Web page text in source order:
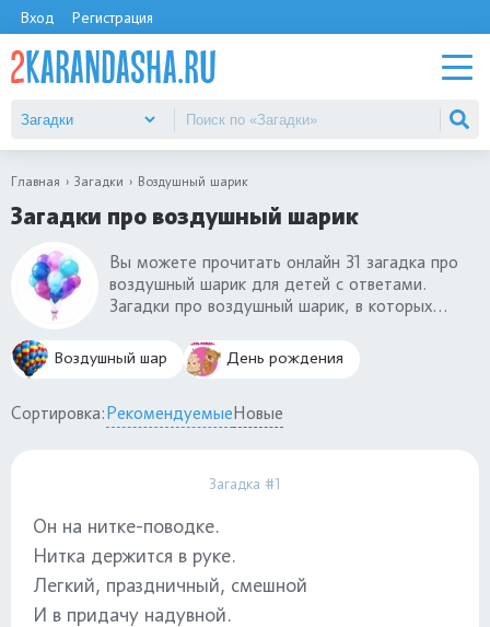
Вход Регистрация
Главная Загадки Воздушный шарик
Загадки про воздушный шарик
Вы можете прочитать онлайн 31 загадка про
воздушный шарик для детей с ответами.
Загадки про воздушный шарик, в которых
подходят для малышей в 3-4 года.
Дошкольники 5-6 лет узнают эту всеми
и сдуваться от прокола. Разгадайте с
Воздушный шар День рождения
Сортировка:РекомендуемыеНовые
Загадка #1
Он на нитке-поводке.
Нитка держится в руке.
Легкий, праздничный, смешной
И в придачу надувной.